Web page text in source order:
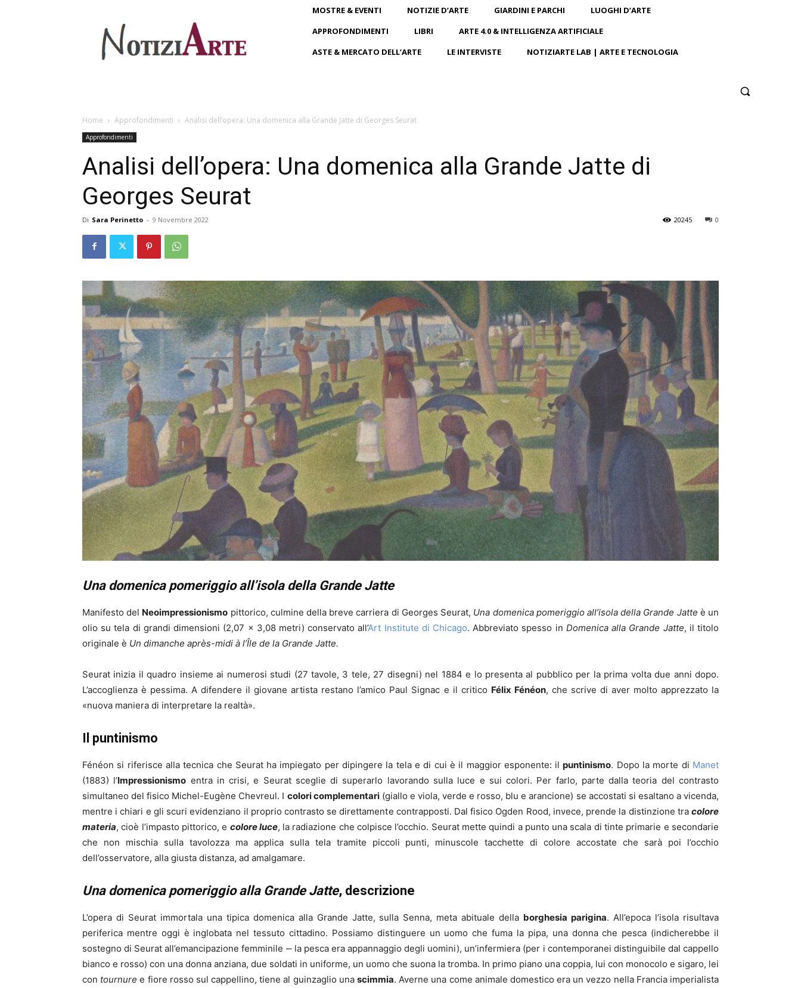
MOSTRE & EVENTI NOTIZIE D’ARTE GIARDINI E PARCHI
LUOGHI D’ARTE
APPROFONDIMENTI
LIBRI
ARTE 4.0 & INTELLIGENZA ARTIFICIALE
ASTE & MERCATO DELL’ARTE
LE INTERVISTE NOTIZIARTE LAB | ARTE E TECNOLOGIA
Home Approfondimenti Analisi dell’opera: Una domenica alla Grande Jatte di Georges Seurat
Approfondimenti
Analisi dell’opera: Una domenica alla Grande Jatte di
Georges Seurat
Di Sara Perinetto - 9 Novembre 2022 0
20245
Una domenica pomeriggio all’isola della Grande Jatte
Manifesto del Neoimpressionismo pittorico, culmine della breve carriera di Georges Seurat, Una domenica pomeriggio all’isola della Grande Jatte è un
olio su tela di grandi dimensioni (2,07 x 3,08 metri) conservato all’Art Institute di Chicago. Abbreviato spesso in Domenica alla Grande Jatte, il titolo
originale è Un dimanche après-midi à l’Île de la Grande Jatte.
Seurat inizia il quadro insieme ai numerosi studi (27 tavole, 3 tele, 27 disegni) nel 1884 e lo presenta al pubblico per la prima volta due anni dopo.
L’accoglienza è pessima. A difendere il giovane artista restano l’amico Paul Signac e il critico Félix Fénéon, che scrive di aver molto apprezzato la
«nuova maniera di interpretare la realtà».
Il puntinismo
Fénéon si riferisce alla tecnica che Seurat ha impiegato per dipingere la tela e di cui è il maggior esponente: ilpuntinismo. Dopo la morte di Manet
(1883) l’Impressionismo entra in crisi, e Seurat sceglie di superarlo lavorando sulla luce e sui colori. Per farlo, parte dalla teoria del contrasto
simultaneo del fisico Michel-Eugène Chevreul. I colori complementari(giallo e viola, verde e rosso, blu e arancione) se accostati si esaltano a vicenda,
mentre i chiari e gli scuri evidenziano il proprio contrasto se direttamente contrapposti. Dal fisico Ogden Rood, invece, prende la distinzione tra colore
materia, cioè l’impasto pittorico, e colore luce, la radiazione che colpisce l’occhio. Seurat mette quindi a punto una scala di tinte primarie e secondarie
che non mischia sulla tavolozza ma applica sulla tela tramite piccoli punti, minuscole tacchette di colore accostate che sarà poi l’occhio
dell’osservatore, alla giusta distanza, ad amalgamare.
Una domenica pomeriggio alla Grande Jatte, descrizione
L’opera di Seurat immortala una tipica domenica alla Grande Jatte, sulla Senna, meta abituale della borghesia parigina. All’epoca l’isola risultava
periferica mentre oggi è inglobata nel tessuto cittadino. Possiamo distinguere un uomo che fuma la pipa, una donna che pesca (indicherebbe il
sostegno di Seurat all’emancipazione femminile ‒ la pesca era appannaggio degli uomini), un’infermiera (per i contemporanei distinguibile dal cappello
bianco e rosso) con una donna anziana, due soldati in uniforme, un uomo che suona la tromba. In primo piano una coppia, lui con monocolo e sigaro, lei
con tournure e fiore rosso sul cappellino, tiene al guinzaglio unascimmia. Averne una come animale domestico era un vezzo nella Francia imperialista